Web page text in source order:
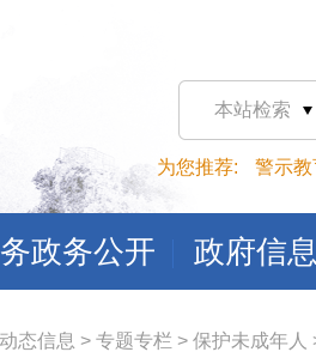
本站检索
为您推荐: 警示教
政务公开 政府信
动态信息 > 专题专栏 > 保护未成年人